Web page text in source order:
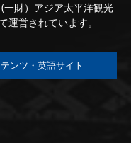
財）アジア太平洋観光
運営されています。
ンツ・英語サイト